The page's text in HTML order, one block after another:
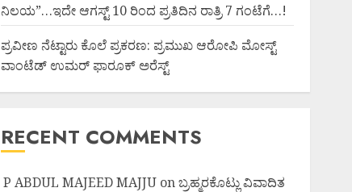
ನಿಲಯ”…ಇದೇ ಆಗಸ್ಟ್ 10 ರಿಂದ ಪ್ರತಿದಿನ ರಾತ್ರಿ 7 ಗಂಟೆಗೆ…!
ಪ್ರವೀಣ ನೆಟ್ಟಾರು ಕೊಲೆ ಪ್ರಕರಣ: ಪ್ರಮುಖ ಆರೋಪಿ ಮೋಸ್ಟ್
ವಾಂಟೆಡ್ ಉಮರ್ ಫಾರೂಕ್ ಅರೆಸ್ಟ್
RECENT COMMENTS
P ABDUL MAJEED MAJJUonಬ್ರಹ್ಮರಕೊಟ್ಲು ವಿವಾದಿತ